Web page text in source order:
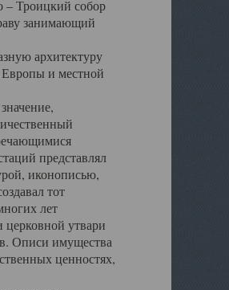
– Троицкий собор
занимающий
архитектуру
и местной
представлял
иконописью,
тот
лет
утвари
Описи имущества
ценностях,